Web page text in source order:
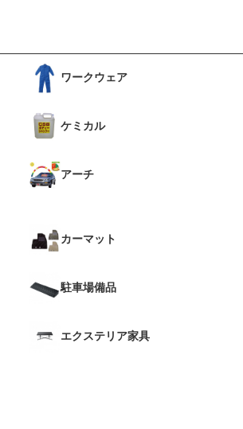
ワークウェア
ケミカル
アーチ
カーマット
駐車場備品
エクステリア家具